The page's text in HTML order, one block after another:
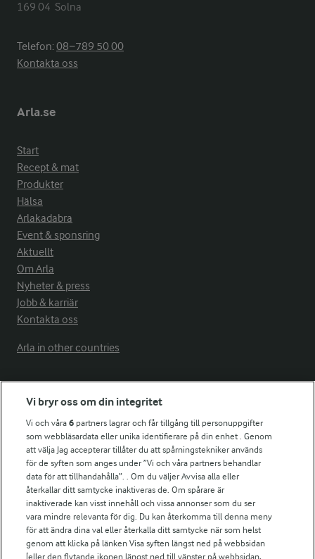
169 04  Solna
Telefon:08−789 50 00
Kontakta oss
Arla.se
Start
Recept & mat
Produkter
Hälsa
Arlakadabra
Event & sponsring
Aktuellt
Om Arla
Nyheter & press
Jobb & karriär
Kontakta oss
Arla in other countries
Fler Arlasajter
För ägare
Arlas kundportal
Arla.com
Falbygdens Ost
Arla webbshop
Bildbank
Vi bryr oss om din integritet
Vi och våra6 partners lagrar och får tillgång till personuppgifter
som webbläsardata eller unika identifierare på din enhet . Genom
att välja Jag accepterar tillåter du att spårningstekniker används
för de syften som anges under ”Vi och våra partners behandlar
data för att tillhandahålla”. . Om du väljer Avvisa alla eller
återkallar ditt samtycke inaktiveras de. Om spårare är
inaktiverade kan visst innehåll och vissa annonser som du ser
vara mindre relevanta för dig. Du kan återkomma till denna meny
för att ändra dina val eller återkalla ditt samtycke när som helst
genom att klicka på länken Visa syften längst ned på webbsidan
[eller den flytande ikonen längst ned till vänster på webbsidan,